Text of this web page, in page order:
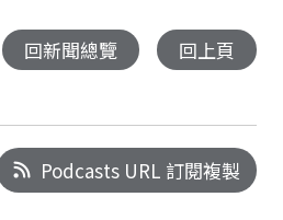
回新聞總覽 回上頁
Podcasts URL 訂閱複製